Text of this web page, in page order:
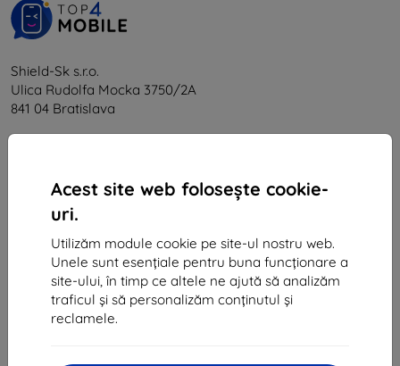
Acest site web folosește cookie-
uri.
Utilizăm module cookie pe site-ul nostru web.
Unele sunt esențiale pentru buna funcționare a
site-ului, în timp ce altele ne ajută să analizăm
traficul și să personalizăm conținutul și
reclamele.
Shield-Sk s.r.o.
Ulica Rudolfa Mocka 3750/2A
841 04 Bratislava
Contact
info@top4mobile.eu
Scrieți-ne
De luni până vineri: